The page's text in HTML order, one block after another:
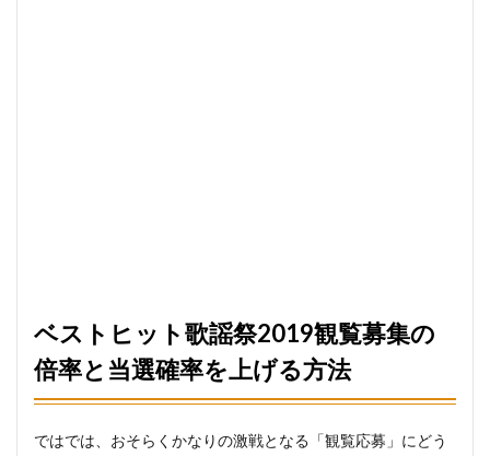
ベストヒット歌謡祭2019観覧募集の
倍率と当選確率を上げる方法
ではでは、おそらくかなりの激戦となる「観覧応募」にどう